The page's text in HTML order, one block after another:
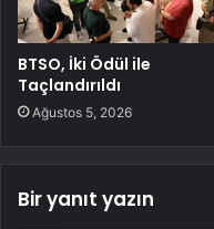
BTSO, İki Ödül ile
Taçlandırıldı
Ağustos 5, 2026
Bir yanıt yazın